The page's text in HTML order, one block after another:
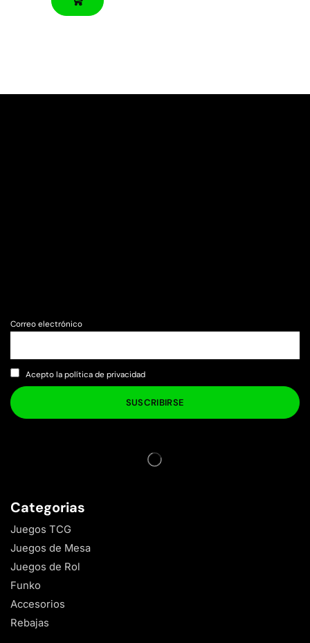
Correo electrónico
Acepto la política de privacidad
Categorias
Juegos TCG
Juegos de Mesa
Juegos de Rol
Funko
Accesorios
Rebajas